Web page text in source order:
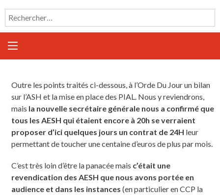
Rechercher :
Outre les points traités ci-dessous, à l’Orde Du Jour un bilan
sur l’ASH et la mise en place des PIAL. Nous y reviendrons,
mais la nouvelle secrétaire générale nous a confirmé que
tous les AESH qui étaient encore à 20h se verraient
proposer d’ici quelques jours un contrat de 24H leur
permettant de toucher une centaine d’euros de plus par mois.
C’est très loin d’être la panacée mais c’était une
revendication des AESH que nous avons portée en
audience et dans les instances (en particulier en CCP la